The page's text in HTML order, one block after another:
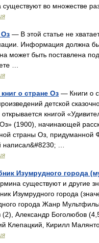
существуют во множестве
Оз — В этой статье не
Информация должна
может быть поставлена
…
о стране Оз — Книги о
детской
открывается книгой
(1900), начинающей
страны Оз, придуманной
написал&#8230; …
Изумрудного города
существуют и другие
Изумрудного города
города Жанр
(2), Александр Боголюбов
Клепацкий, Кирилл